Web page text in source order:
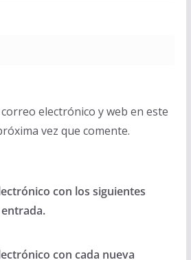
electrónico y web en este
vez que comente.
con los siguientes
con cada nueva